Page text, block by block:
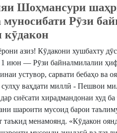
Шоҳмансури
Рӯзи
кӯдакон
азиз! Кӯдакони хушбахту
июн — Рӯзи байналмилалии
устувор, сарвати бебаҳо ва
ваҳдати миллӣ - Пешвои
сиёсати хирадмандонаи худ ба
шароити мусоид барои
менамоянд. ​«Кӯдакон